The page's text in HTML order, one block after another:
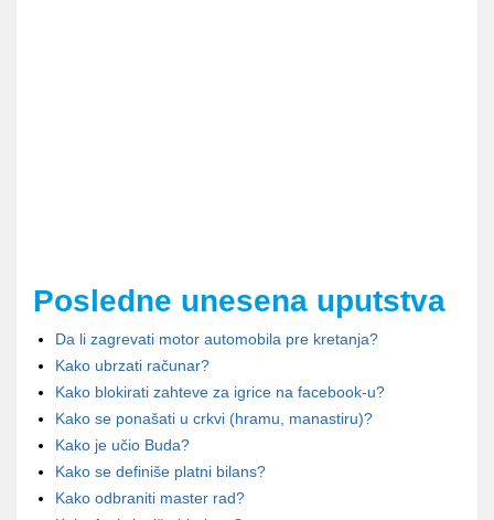
Posledne unesena uputstva
Da li zagrevati motor automobila pre kretanja?
Kako ubrzati računar?
Kako blokirati zahteve za igrice na facebook-u?
Kako se ponašati u crkvi (hramu, manastiru)?
Kako je učio Buda?
Kako se definiše platni bilans?
Kako odbraniti master rad?